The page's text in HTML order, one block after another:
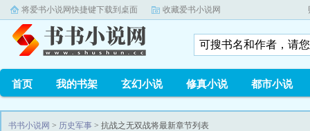
将爱书小说网快捷键下载到桌面 收藏爱书小说网
首页 我的书架 玄幻小说 修真小说 都市小说
书书小说网 > 历史军事 > 抗战之无双战将最新章节列表